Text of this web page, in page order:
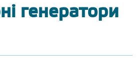
генератори